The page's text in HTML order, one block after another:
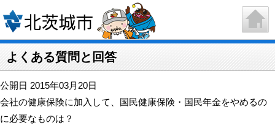
よくある質問と回答
公開日 2015年03月20日
会社の健康保険に加入して、国民健康保険・国民年金をやめるの
に必要なものは？